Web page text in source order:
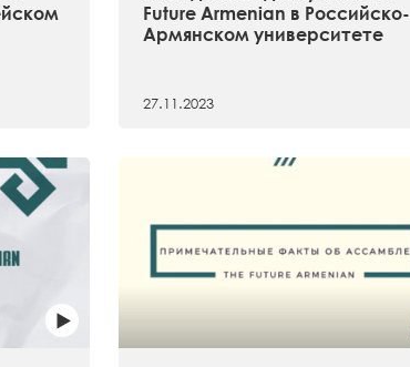
Future Armenian в Российско-
Армянском университете
27.11.2023